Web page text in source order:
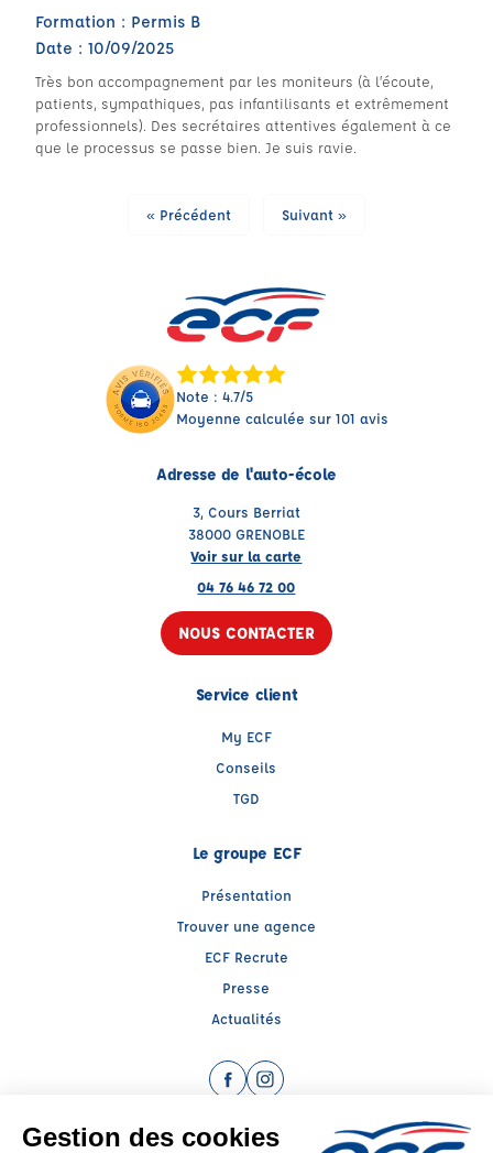
Formation : Permis B
Date : 10/09/2025
Très bon accompagnement par les moniteurs (à l’écoute,
patients, sympathiques, pas infantilisants et extrêmement
professionnels). Des secrétaires attentives également à ce
que le processus se passe bien. Je suis ravie.
« Précédent Suivant »
Note : 4.7/5
Moyenne calculée sur 101 avis
Adresse de l'auto-école
3, Cours Berriat
38000 GRENOBLE
Voir sur la carte
04 76 46 72 00
NOUS CONTACTER
Service client
My ECF
Conseils
TGD
Le groupe ECF
Présentation
Trouver une agence
ECF Recrute
Presse
Actualités
Facebook (nouvelle fenêtre)
Instagram (nouvelle fenêtre)
Raison sociale : CTRE D'EDUCATION ET DE SECURITE ROUTIERE - Capital social: